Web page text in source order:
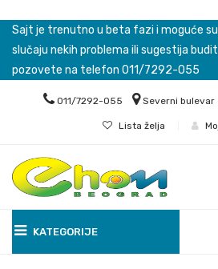
Sajt je trenutno u beta fazi i moguće
slučaju nekih problema ili sugestija
pozovete na telefon 011/7292-055
011/7292-055 Severni bulevar
Lista želja
KATEGORIJE